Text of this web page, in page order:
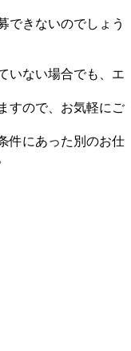
できないのでしょう
いない場合でも、エ
すので、お気軽にご
件にあった別のお仕
。